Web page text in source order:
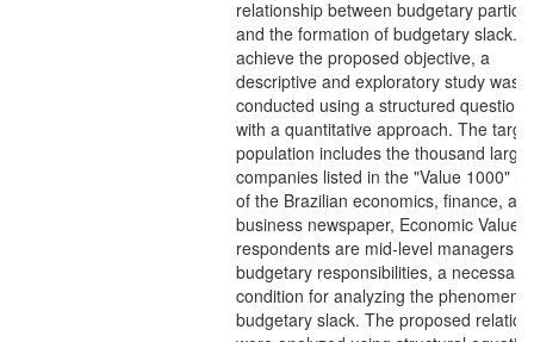
relationship between budgetary
and the formation of budgetary slack.
achieve the proposed objective, a
descriptive and exploratory study was
conducted using a structured
with a quantitative approach. The
population includes the thousand
companies listed in the "Value 1000"
of the Brazilian economics, finance,
business newspaper, Economic Value.
respondents are mid-level managers
budgetary responsibilities, a necessary
condition for analyzing the
budgetary slack. The proposed